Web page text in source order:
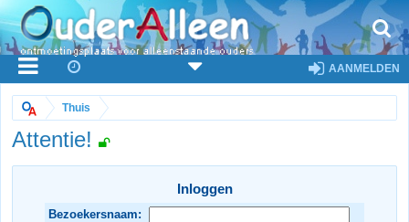
AANMELDEN
Thuis
Attentie!
Inloggen
Bezoekersnaam: